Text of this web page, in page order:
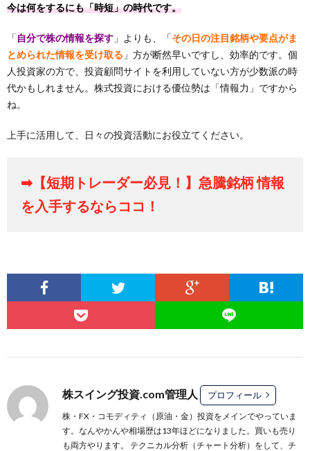
今は何をするにも「時短」の時代です。
「自分で株の情報を探す 」よりも、「その日の注目銘柄や要点がま
とめられた情報を受け取る 」方が断然早いですし、効率的です。個
人投資家の方で、投資顧問サイトを利用していない方が少数派の時
代かもしれません。株式投資における優位勢は「情報力」ですから
ね。
上手に活用して、日々の投資活動にお役立てください。
➡【短期トレーダー必見！】急騰銘柄 情報
を入手するならココ！
株スイング投資.com管理人 プロフィール
株・FX・コモディティ（原油・金）投資をメインでやっていま
す。なんやかんや相場歴は13年ほどになりました。買いも売り
も両方やります。 テクニカル分析（チャート分析）をして、チ